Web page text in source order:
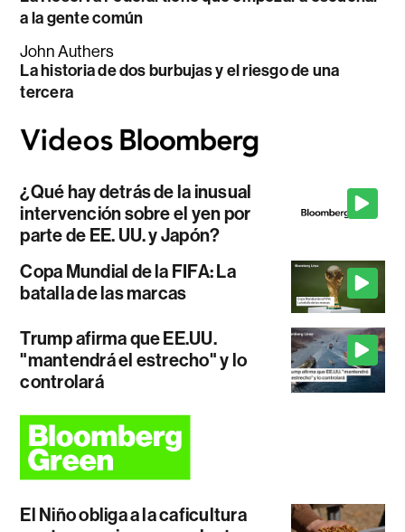
a la gente común
John Authers
La historia de dos burbujas y el riesgo de una
tercera
¿Qué hay detrás de la inusual
intervención sobre el yen por
parte de EE. UU. y Japón?
Copa Mundial de la FIFA: La
batalla de las marcas
Trump afirma que EE.UU.
"mantendrá el estrecho" y lo
controlará
El Niño obliga a la caficultura